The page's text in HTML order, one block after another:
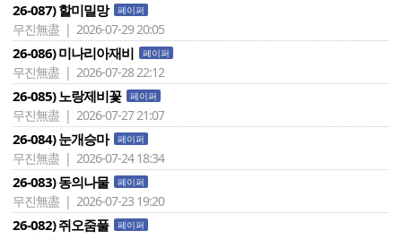
26-087) 할미밀망 페이퍼
무진無盡 | 2026-07-29 20:05
26-086) 미나리아재비 페이퍼
무진無盡 | 2026-07-28 22:12
26-085) 노랑제비꽃 페이퍼
무진無盡 | 2026-07-27 21:07
26-084) 눈개승마 페이퍼
무진無盡 | 2026-07-24 18:34
26-083) 동의나물 페이퍼
무진無盡 | 2026-07-23 19:20
26-082) 쥐오줌풀 페이퍼